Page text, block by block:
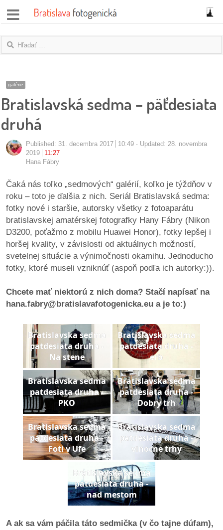
správy
názory
blogy
rozhovory
fotky
protesty
granty
pozvánky
Historický
kalendár
zákony
konania
stavebné
konania
pripomienkové
konania
galérie
Bratislavská sedma – päťdesiata
druhá
Published: 31. decembra 2017 10:49
Updated: 28. novembra
2019
11:27
Hana Fábry
Čaká nás toľko „sedmových“ galérií, koľko je týždňov v
roku – toto je ďalšia z nich. Seriál Bratislavská sedma:
fotky nové i staršie, autorsky všetky z fotoaparátu
bratislavskej amatérskej fotografky Hany Fábry (Nikon
D3200, poťažmo z mobilu Huawei Honor), fotky lepšej i
horšej kvality, v závislosti od aktuálnych možností,
svetelnej situácie a výnimočnosti okamihu. Jednoducho
fotky, ktoré museli vzniknúť (aspoň podľa ich autorky:)).
Chcete mať niektorú z nich doma? Stačí napísať na
hana.fabry@bratislavafotogenicka.eu a je to:)
Bratislavska sedma
patdesiata druha -
Na stene
Bratislavska sedma
patdesiata druha -
erb
Bratislavska sedma
patdesiata druha -
PKO
Bratislavska sedma
patdesiata druha -
Dobry trh
Bratislavska sedma
patdesiata druha -
Foti v Ufe
Bratislavska sedma
patdesiata druha -
vinocne trhy
Bratislavska sedma
patdesiata druha -
nad mestom
A ak sa vám páčila táto sedmička (v čo tajne dúfam),